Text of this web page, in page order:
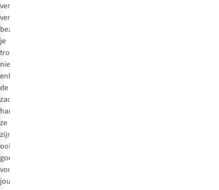
verdienen. Deze
verzorgingsproducten
bezorgen
je
trouwens
niet
enkel
de
zachtste
handen,
ze
zijn
ook
goed
voor
jouw